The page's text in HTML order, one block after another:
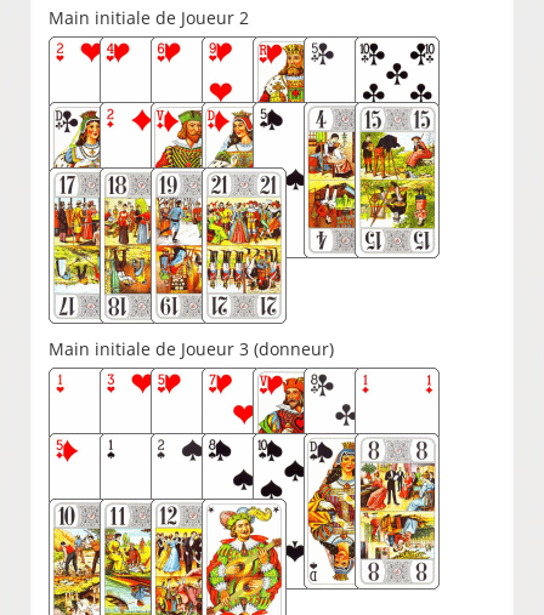
Main initiale de Joueur 2
Main initiale de Joueur 3 (donneur)